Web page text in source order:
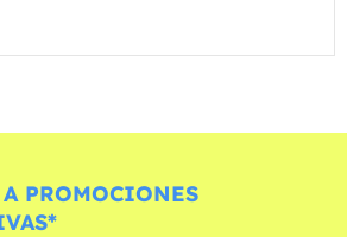
A PROMOCIONES